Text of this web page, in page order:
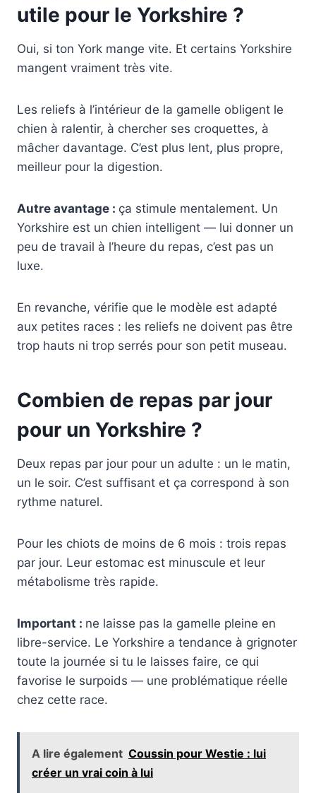
utile pour le Yorkshire ?
Oui, si ton York mange vite. Et certains Yorkshire
mangent vraiment très vite.
Les reliefs à l’intérieur de la gamelle obligent le
chien à ralentir, à chercher ses croquettes, à
mâcher davantage. C’est plus lent, plus propre,
meilleur pour la digestion.
Autre avantage : ça stimule mentalement. Un
Yorkshire est un chien intelligent — lui donner un
peu de travail à l’heure du repas, c’est pas un
luxe.
En revanche, vérifie que le modèle est adapté
aux petites races : les reliefs ne doivent pas être
trop hauts ni trop serrés pour son petit museau.
Combien de repas par jour
pour un Yorkshire ?
Deux repas par jour pour un adulte : un le matin,
un le soir. C’est suffisant et ça correspond à son
rythme naturel.
Pour les chiots de moins de 6 mois : trois repas
par jour. Leur estomac est minuscule et leur
métabolisme très rapide.
Important : ne laisse pas la gamelle pleine en
libre-service. Le Yorkshire a tendance à grignoter
toute la journée si tu le laisses faire, ce qui
favorise le surpoids — une problématique réelle
chez cette race.
A lire également Coussin pour Westie : lui
créer un vrai coin à lui